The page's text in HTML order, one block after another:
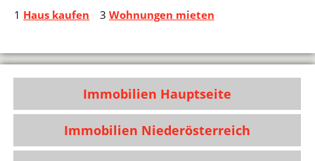
1 Haus kaufen 3 Wohnungen mieten
Immobilien Hauptseite
Immobilien Niederösterreich